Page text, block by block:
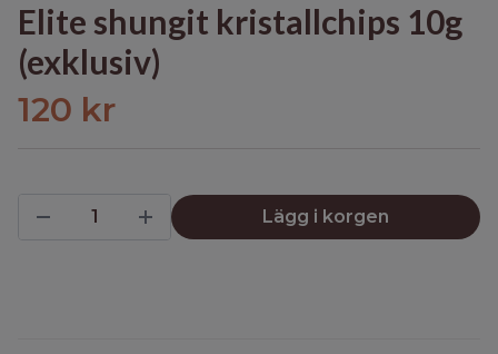
Elite shungit kristallchips 10g
(exklusiv)
120 kr
Lägg i korgen